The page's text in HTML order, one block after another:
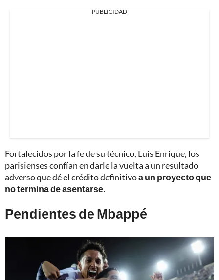
PUBLICIDAD
Fortalecidos por la fe de su técnico, Luis Enrique, los
parisienses confían en darle la vuelta a un resultado
adverso que dé el crédito definitivoa un proyecto que
no termina de asentarse.
Pendientes de Mbappé